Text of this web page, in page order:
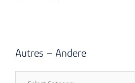
Autres – Andere